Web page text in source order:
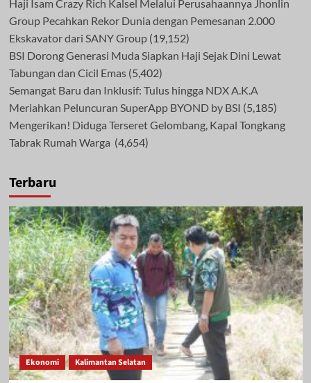
Haji Isam Crazy Rich Kalsel Melalui Perusahaannya Jhonlin
Group Pecahkan Rekor Dunia dengan Pemesanan 2.000
Ekskavator dari SANY Group (19,152)
BSI Dorong Generasi Muda Siapkan Haji Sejak Dini Lewat
Tabungan dan Cicil Emas (5,402)
Semangat Baru dan Inklusif: Tulus hingga NDX A.K.A
Meriahkan Peluncuran SuperApp BYOND by BSI (5,185)
Mengerikan! Diduga Terseret Gelombang, Kapal Tongkang
Tabrak Rumah Warga (4,654)
Terbaru
Ekonomi Kalimantan Selatan